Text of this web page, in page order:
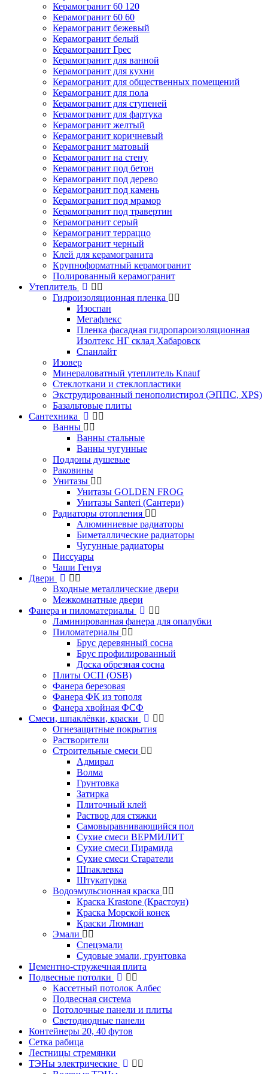
Керамогранит 60 120
Керамогранит 60 60
Керамогранит бежевый
Керамогранит белый
Керамогранит Грес
Керамогранит для ванной
Керамогранит для кухни
Керамогранит для общественных помещений
Керамогранит для пола
Керамогранит для ступеней
Керамогранит для фартука
Керамогранит желтый
Керамогранит коричневый
Керамогранит матовый
Керамогранит на стену
Керамогранит под бетон
Керамогранит под дерево
Керамогранит под камень
Керамогранит под мрамор
Керамогранит под травертин
Керамогранит серый
Керамогранит терраццо
Керамогранит черный
Клей для керамогранита
Крупноформатный керамогранит
Полированный керамогранит
Утеплитель
Гидроизоляционная пленка
Изоспан
Мегафлекс
Пленка фасадная гидропароизоляционная
Изолтекс НГ склад Хабаровск
Спанлайт
Изовер
Минераловатный утеплитель Knauf
Стеклоткани и стеклопластики
Экструдированный пенополистирол (ЭППС, XPS)
Базальтовые плиты
Сантехника
Ванны
Ванны стальные
Ванны чугунные
Поддоны душевые
Раковины
Унитазы
Унитазы GOLDEN FROG
Унитазы Santeri (Сантери)
Радиаторы отопления
Алюминиевые радиаторы
Биметаллические радиаторы
Чугунные радиаторы
Писсуары
Чаши Генуя
Двери
Входные металлические двери
Межкомнатные двери
Фанера и пиломатериалы
Ламинированная фанера для опалубки
Пиломатериалы
Брус деревянный сосна
Брус профилированный
Доска обрезная сосна
Плиты ОСП (OSB)
Фанера березовая
Фанера ФК из тополя
Фанера хвойная ФСФ
Смеси, шпаклёвки, краски
Огнезащитные покрытия
Растворители
Строительные смеси
Адмирал
Волма
Грунтовка
Затирка
Плиточный клей
Раствор для стяжки
Самовыравнивающийся пол
Сухие смеси ВЕРМИЛИТ
Сухие смеси Пирамида
Сухие смеси Старатели
Шпаклевка
Штукатурка
Водоэмульсионная краска
Краска Krastone (Крастоун)
Краска Морской конек
Краски Люмиан
Эмали
Спецэмали
Судовые эмали, грунтовка
Цементно-стружечная плита
Подвесные потолки
Кассетный потолок Албес
Подвесная система
Потолочные панели и плиты
Светодиодные панели
Контейнеры 20, 40 футов
Сетка рабица
Лестницы стремянки
ТЭНы электрические